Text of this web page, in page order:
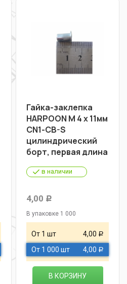
Гайка-заклепка
HARPOON М 4 х 11мм
CN1-CB-S
цилиндрический
борт, первая длина
в наличии
4,00 Р
В упаковке 1 000
От 1 шт 4,00 Р
От 1 000 шт 4,00 Р
В КОРЗИНУ